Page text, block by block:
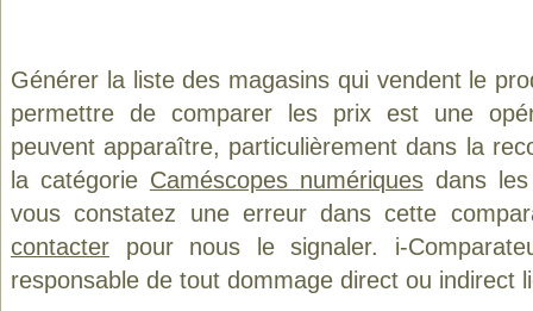
Générer la liste des magasins qui vendent le
permettre de comparer les prix est une
peuvent apparaître, particulièrement dans la
la catégorie Caméscopes numériquesdans les
vous constatez une erreur dans cette
contacter pour nous le signaler. i-
responsable de tout dommage direct ou indirect